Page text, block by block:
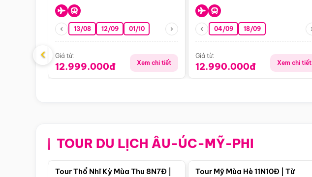
13/08 12/09 01/10
Giá từ:
12.999.000đ Xem chi tiết
04/09 18/09
Giá từ:
12.990.000đ Xem chi tiết
‹
TOUR DU LỊCH ÂU-ÚC-MỸ-PHI
Điểm nổi bật
Tour Thổ Nhĩ Kỳ Mùa Thu 8N7Đ |
Tour Mỹ Mùa Hè 11N10Đ | Từ